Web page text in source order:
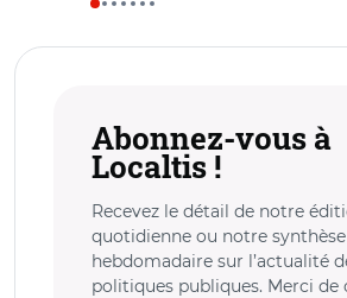
Abonnez-vous à
Localtis !
Recevez le détail de notre
quotidienne ou notre synthèse
hebdomadaire sur l’actualité
politiques publiques. Merci de